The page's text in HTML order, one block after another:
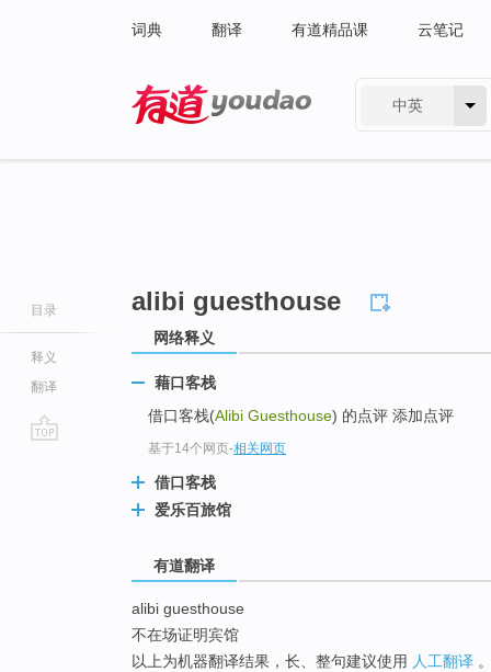
词典 翻译 有道精品课 云笔记
中英
目录
释义
翻译
alibi guesthouse
网络释义
藉口客栈
借口客栈(Alibi Guesthouse) 的点评 添加点评
基于14个网页-相关网页
借口客栈
爱乐百旅馆
有道翻译
alibi guesthouse
不在场证明宾馆
以上为机器翻译结果，长、整句建议使用 人工翻译